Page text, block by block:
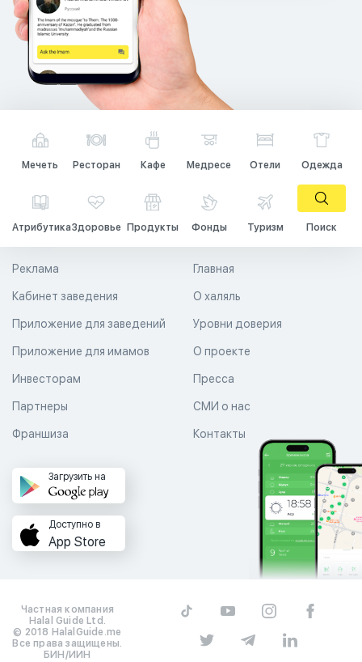
Мечеть Ресторан Кафе Медресе Отели Одежда
АтрибутикаЗдоровье Продукты Фонды Туризм Поиск
Главная
О халяль
Уровни доверия
Реклама
Кабинет заведения
Приложение для заведений
Приложение для имамов О проекте
Пресса
СМИ о нас
Контакты
Инвесторам
Партнеры
Франшиза
Загрузить на
Доступно в
App Store
Частная компания
Halal Guide Ltd.
© 2018 HalalGuide.me
Все права защищены.
БИН/ИИН